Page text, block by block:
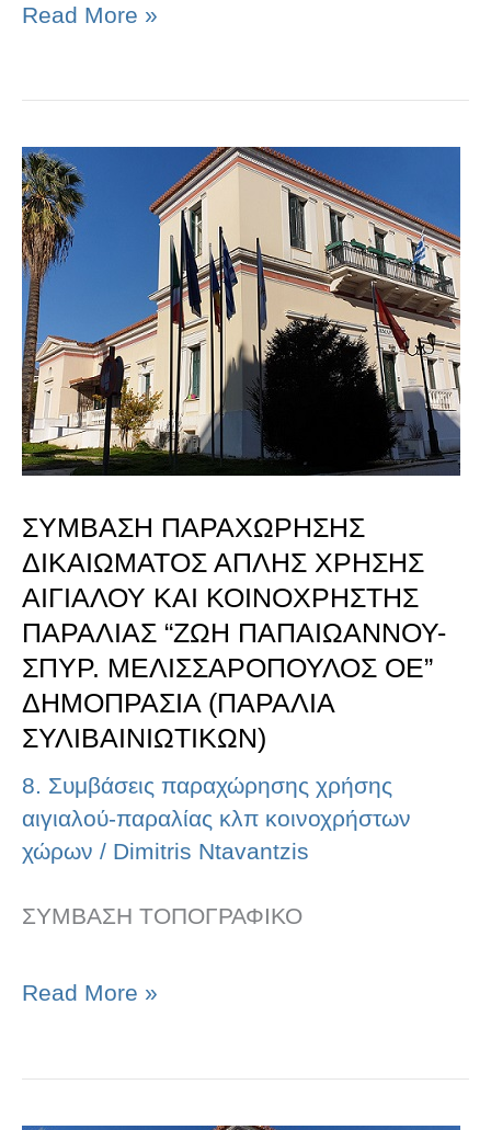
Read More »
ΣΥΜΒΑΣΗ ΠΑΡΑΧΩΡΗΣΗΣ
ΔΙΚΑΙΩΜΑΤΟΣ ΑΠΛΗΣ ΧΡΗΣΗΣ
ΑΙΓΙΑΛΟΥ ΚΑΙ ΚΟΙΝΟΧΡΗΣΤΗΣ
ΠΑΡΑΛΙΑΣ “ΖΩΗ ΠΑΠΑΙΩΑΝΝΟΥ-
ΣΠΥΡ. ΜΕΛΙΣΣΑΡΟΠΟΥΛΟΣ ΟΕ”
ΔΗΜΟΠΡΑΣΙΑ (ΠΑΡΑΛΙΑ
ΣΥΛΙΒΑΙΝΙΩΤΙΚΩΝ)
8. Συμβάσεις παραχώρησης χρήσης
αιγιαλού-παραλίας κλπ κοινοχρήστων
χώρων / Dimitris Ntavantzis
ΣΥΜΒΑΣΗ ΤΟΠΟΓΡΑΦΙΚΟ
ΣΥΜΒΑΣΗ
ΠΑΡΑΧΩΡΗΣΗΣ
ΔΙΚΑΙΩΜΑΤΟΣ
ΑΠΛΗΣ
ΧΡΗΣΗΣ
ΑΙΓΙΑΛΟΥ
ΚΑΙ
ΚΟΙΝΟΧΡΗΣΤΗΣ
“ΖΩΗ
ΠΑΠΑΙΩΑΝΝΟΥ-
ΣΠΥΡ.
ΜΕΛΙΣΣΑΡΟΠΟΥΛΟΣ
ΟΕ”
ΔΗΜΟΠΡΑΣΙΑ
(ΠΑΡΑΛΙΑ
ΣΥΛΙΒΑΙΝΙΩΤΙΚΩΝ)
Read More »